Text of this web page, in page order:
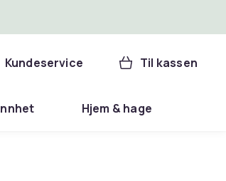
Kundeservice Til kassen
Hjem & hage